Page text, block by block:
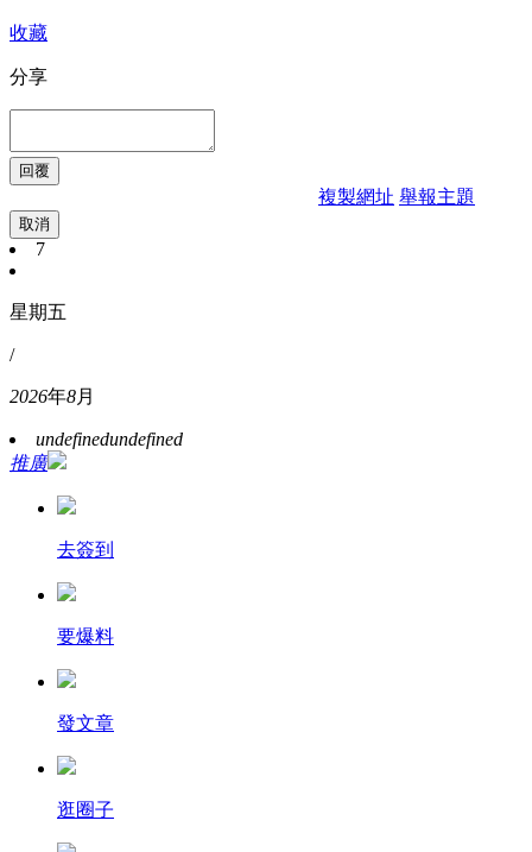
收藏
分享
複製網址 舉報主題
取消
7
星期五
/
2026年8月
undefinedundefined
推廣
去簽到
要爆料
發文章
逛圈子